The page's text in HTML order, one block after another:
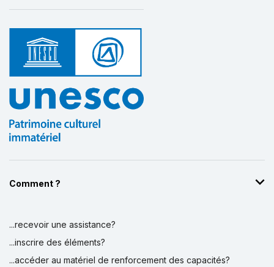
Comment ?
...recevoir une assistance?
...inscrire des éléments?
...accéder au matériel de renforcement des capacités?